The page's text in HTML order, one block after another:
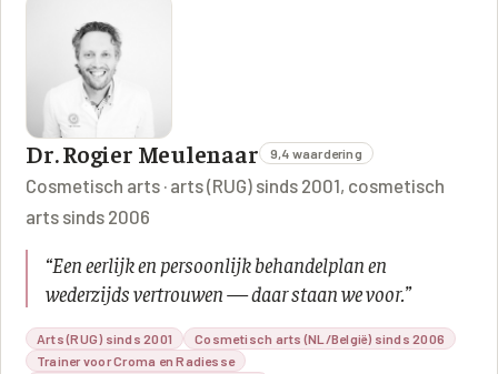
Dr. Rogier Meulenaar 9,4 waardering
Cosmetisch arts · arts (RUG) sinds 2001, cosmetisch
arts sinds 2006
“Een eerlijk en persoonlijk behandelplan en
wederzijds vertrouwen — daar staan we voor.”
Arts (RUG) sinds 2001
Cosmetisch arts (NL/België) sinds 2006
Trainer voor Croma en Radiesse